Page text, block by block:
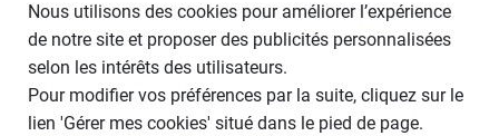
Nous utilisons des cookies pour améliorer l’expérience
de notre site et proposer des publicités personnalisées
selon les intérêts des utilisateurs.
Pour modifier vos préférences par la suite, cliquez sur le
lien 'Gérer mes cookies' situé dans le pied de page.